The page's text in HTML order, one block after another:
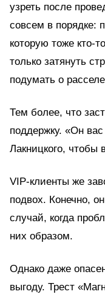
узреть после
совсем в порядке:
которую тоже кто-
только затянуть
подумать о
Тем более, что
поддержку. «Он
Лакницкого, чтобы
VIP-клиенты же
подвох. Конечно,
случай, когда
них образом.
Однако даже
выгоду. Трест